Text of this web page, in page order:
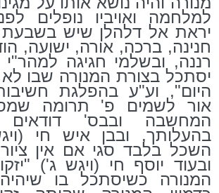
למלחמה ואויביו נופלים
יראת אל דלהלן שיש בשבעת
חנינה, ברכה, אורה, ישועה,
רננה, ובשלמי חגיגה למהר"י
יסתכל בצורת המנורה שבו לא
היום", וע"ע בהפלגת
אור לשמים פ' תרומה
המחשבה ובבס'
בהעלותך, ובבן איש חי
השכל בלבד סגי אם אין ציור
ובעוד יוסף חי (ויגש ג')
המנורה כשיסתכל בו שיהיה